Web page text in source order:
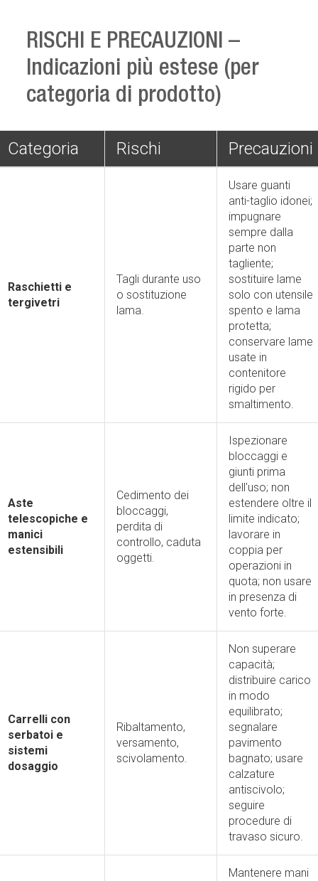
RISCHI E PRECAUZIONI –
Indicazioni più estese (per
categoria di prodotto)
Categoria Rischi Precauzioni
Raschietti e
tergivetri
Tagli durante uso
o sostituzione
lama.
Usare guanti
anti-taglio idonei;
impugnare
sempre dalla
parte non
tagliente;
sostituire lame
solo con utensile
spento e lama
protetta;
conservare lame
usate in
contenitore
rigido per
smaltimento.
Aste
telescopiche e
manici
estensibili
Cedimento dei
bloccaggi,
perdita di
controllo, caduta
oggetti.
Ispezionare
bloccaggi e
giunti prima
dell'uso; non
estendere oltre il
limite indicato;
lavorare in
coppia per
operazioni in
quota; non usare
in presenza di
vento forte.
Carrelli con
serbatoi e
sistemi
dosaggio
Ribaltamento,
versamento,
scivolamento.
Non superare
capacità;
distribuire carico
in modo
equilibrato;
segnalare
pavimento
bagnato; usare
calzature
antiscivolo;
seguire
procedure di
travaso sicuro.
Mantenere mani